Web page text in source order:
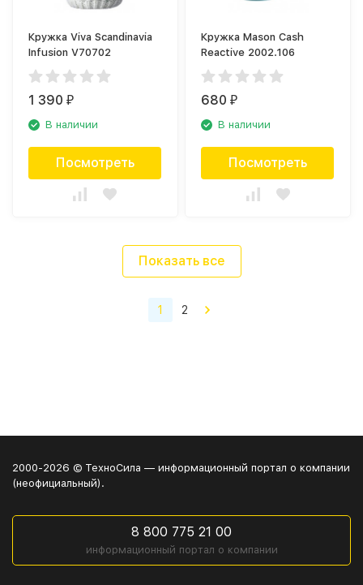
Кружка Viva Scandinavia
Infusion V70702
1 390₽
В наличии
Посмотреть
Кружка Mason Cash
Reactive 2002.106
680₽
В наличии
Посмотреть
Показать все
1 2
2000-2026 © ТехноСила — информационный портал о компании
(неофициальный).
8 800 775 21 00
информационный портал о компании